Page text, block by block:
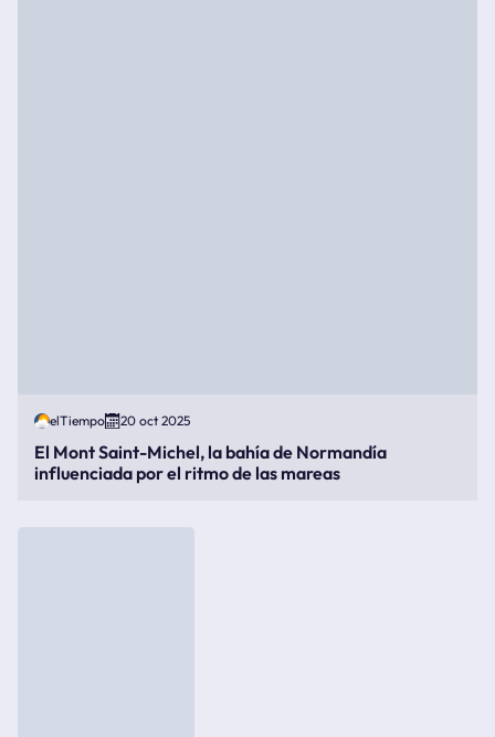
elTiempo 20 oct 2025
El Mont Saint-Michel, la bahía de Normandía
influenciada por el ritmo de las mareas